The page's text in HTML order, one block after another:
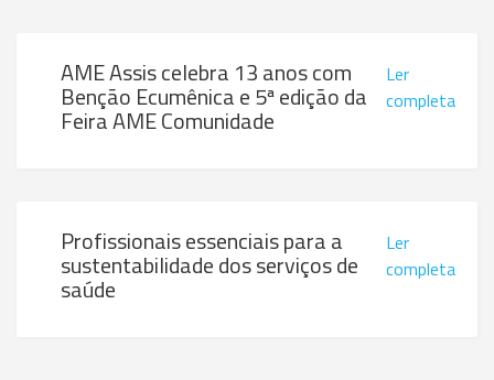
AME Assis celebra 13 anos com
Benção Ecumênica e 5ª edição da
Feira AME Comunidade
Ler
completa
Profissionais essenciais para a
sustentabilidade dos serviços de
saúde
Ler
completa